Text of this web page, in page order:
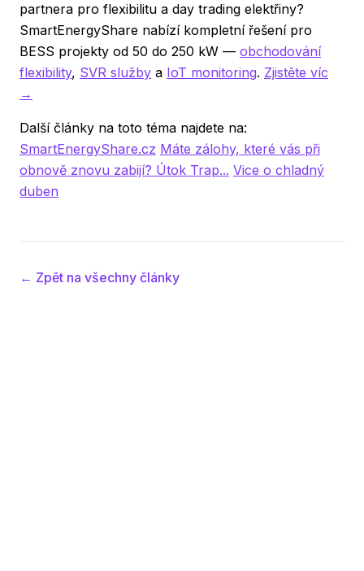
partnera pro flexibilitu a day trading elektřiny?
SmartEnergyShare nabízí kompletní řešení pro
BESS projekty od 50 do 250 kW — obchodování
flexibility, SVR služby a IoT monitoring. Zjistěte víc
→
Další články na toto téma najdete na:
SmartEnergyShare.cz Máte zálohy, které vás při
obnově znovu zabijí? Útok Trap... Vice o chladný
duben
← Zpět na všechny články